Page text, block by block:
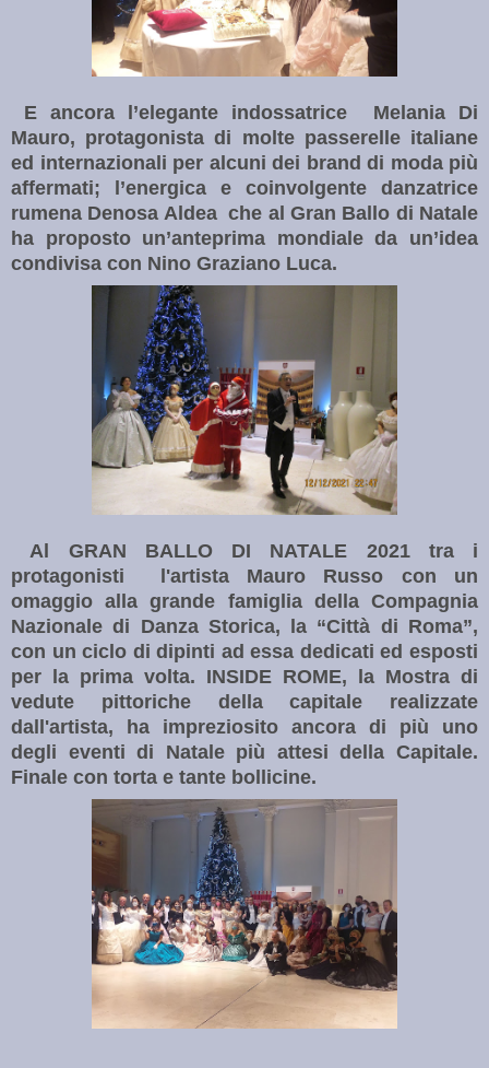
E ancora l’elegante indossatrice Melania Di
Mauro, protagonista di molte passerelle italiane
ed internazionali per alcuni dei brand di moda più
affermati; l’energica e coinvolgente danzatrice
rumena Denosa Aldea che al Gran Ballo di Natale
ha proposto un’anteprima mondiale da un’idea
condivisa con Nino Graziano Luca.
Al GRAN BALLO DI NATALE 2021 tra i
protagonisti l'artista Mauro Russo con un
omaggio alla grande famiglia della Compagnia
Nazionale di Danza Storica, la “Città di Roma”,
con un ciclo di dipinti ad essa dedicati ed esposti
per la prima volta. INSIDE ROME, la Mostra di
vedute pittoriche della capitale realizzate
dall'artista, ha impreziosito ancora di più uno
degli eventi di Natale più attesi della Capitale.
Finale con torta e tante bollicine.